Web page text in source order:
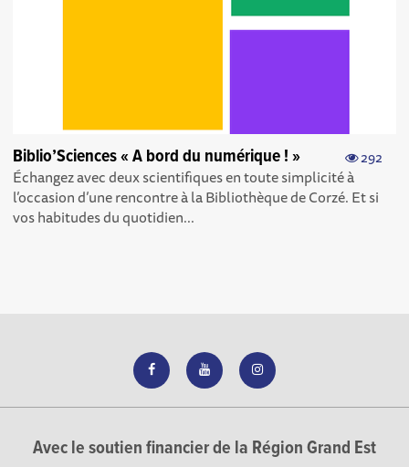
292
Biblio’Sciences « A bord du numérique ! »
Échangez avec deux scientifiques en toute simplicité à
l’occasion d’une rencontre à la Bibliothèque de Corzé. Et si
vos habitudes du quotidien...
Avec le soutien financier de la Région Grand Est